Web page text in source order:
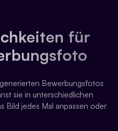
für
Bewerbungsfotos
sie in unterschiedlichen
Bild jedes Mal anpassen oder